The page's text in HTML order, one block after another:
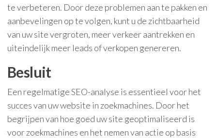
te verbeteren. Door deze problemen aan te pakken en
aanbevelingen op te volgen, kunt u de zichtbaarheid
van uw site vergroten, meer verkeer aantrekken en
uiteindelijk meer leads of verkopen genereren.
Besluit
Een regelmatige SEO-analyse is essentieel voor het
succes van uw website in zoekmachines. Door het
begrijpen van hoe goed uw site geoptimaliseerd is
voor zoekmachines en het nemen van actie op basis